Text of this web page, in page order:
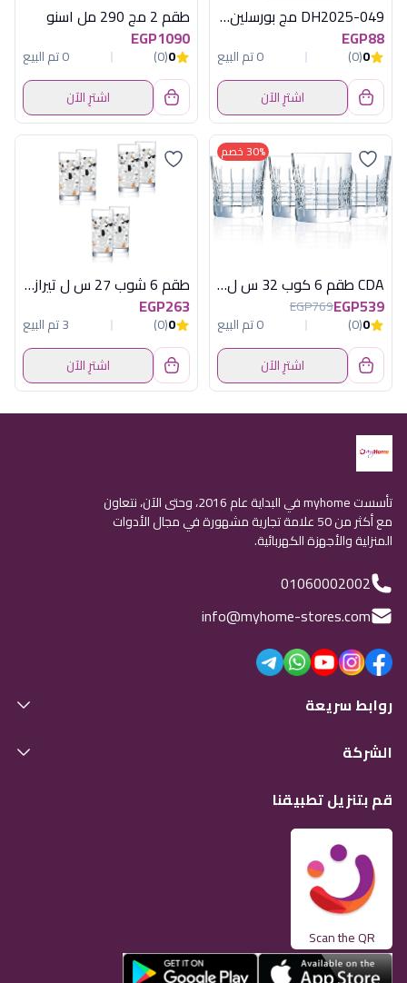
DH2025-049 مج بورسلين اندلسى ديفا
EGP88
0
(0)
0 تم البيع
اشترِ الآن
طقم 2 مج 290 مل اسنو
EGP1090
0
(0)
0 تم البيع
اشترِ الآن
30% خصم
CDA طقم 6 كوب 32 س ل راندفو
EGP539
EGP769
0
(0)
0 تم البيع
اشترِ الآن
طقم 6 شوب 27 س ل تيرازو بيج لومينارك
EGP263
0
(0)
3 تم البيع
اشترِ الآن
تأسست myhome في البداية عام 2016، وحتى الآن، نتعاون
مع أكثر من 50 علامة تجارية مشهورة في مجال الأدوات
المنزلية والأجهزة الكهربائية.
01060002002
info@myhome-stores.com
روابط سريعة
الشركة
قم بتنزيل تطبيقنا
Scan the QR